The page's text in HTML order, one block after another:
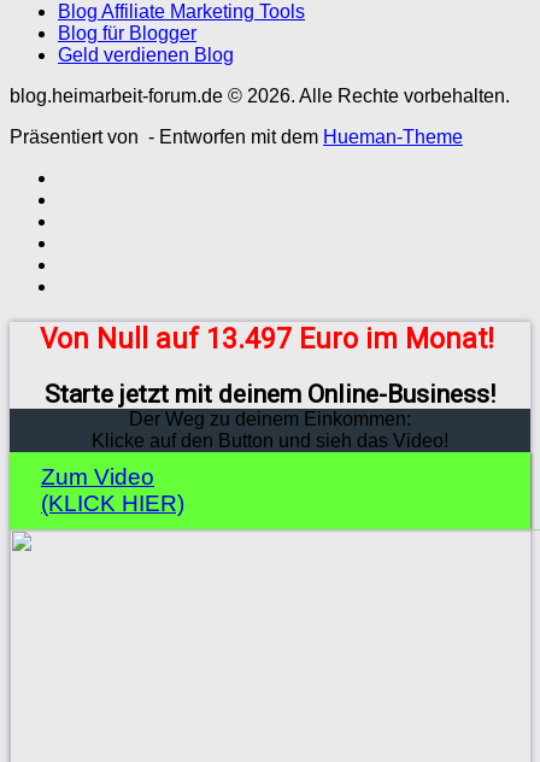
Blog Affiliate Marketing Tools
Blog für Blogger
Geld verdienen Blog
blog.heimarbeit-forum.de © 2026. Alle Rechte vorbehalten.
Präsentiert von - Entworfen mit dem Hueman-Theme
Von Null auf 13.497 Euro im Monat!
Starte jetzt mit deinem Online-Business!
Der Weg zu deinem Einkommen:
Klicke auf den Button und sieh das Video!
Zum Video
(KLICK HIER)